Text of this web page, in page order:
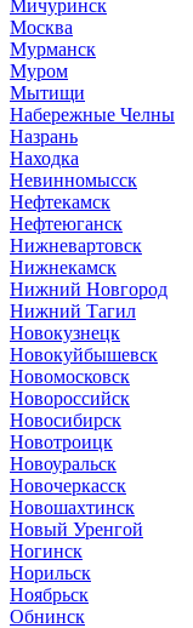
Мичуринск
Москва
Мурманск
Муром
Мытищи
Набережные Челны
Назрань
Находка
Невинномысск
Нефтекамск
Нефтеюганск
Нижневартовск
Нижнекамск
Нижний Новгород
Нижний Тагил
Новокузнецк
Новокуйбышевск
Новомосковск
Новороссийск
Новосибирск
Новотроицк
Новоуральск
Новочеркасск
Новошахтинск
Новый Уренгой
Ногинск
Норильск
Ноябрьск
Обнинск